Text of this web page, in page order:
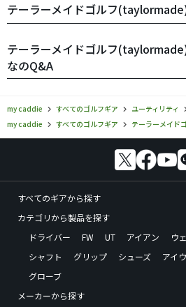
テーラーメイドゴルフ
テーラーメイドゴルフ
なのQ&A
my caddie すべてのゴルフギア ユーティリティ
my caddie
すべてのゴルフギア テーラーメイド
すべてのギアから探す
カテゴリから製品を探す
ドライバー
FW UT アイアン ウ
シャフト
グリップ シューズ アイ
グローブ
メーカーから探す